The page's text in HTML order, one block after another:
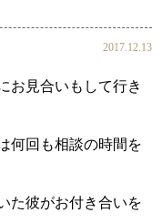
2017.12.13
お見合いもして行き
何回も相談の時間を
た彼がお付き合いを